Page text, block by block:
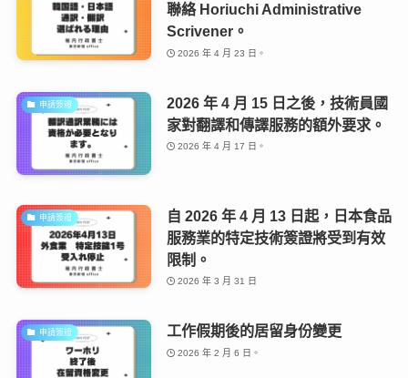
聯絡 Horiuchi Administrative
Scrivener。
2026 年 4 月 23 日。
申請簽證
2026 年 4 月 15 日之後，技術員國
家對翻譯和傳譯服務的額外要求。
2026 年 4 月 17 日。
申請簽證
自 2026 年 4 月 13 日起，日本食品
服務業的特定技術簽證將受到有效
限制。
2026 年 3 月 31 日
申請簽證 工作假期後的居留身份變更
2026 年 2 月 6 日。